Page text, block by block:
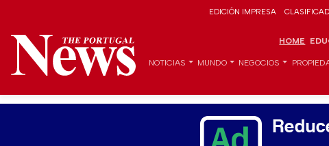
EDICIÓN IMPRESA
HOME
NOTICIAS MUNDO NEGOCIOS